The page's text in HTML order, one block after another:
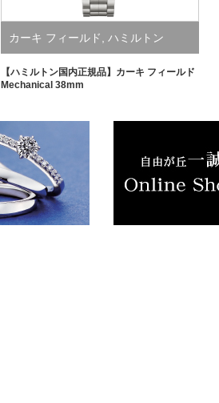
カーキ フィールド ハミルトン
【ハミルトン国内正規品】カーキ フィールド
Mechanical 38mm